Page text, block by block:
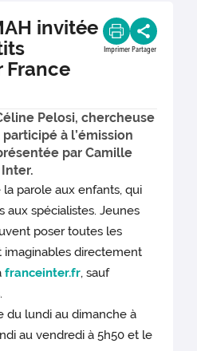
invitée
France
Imprimer Partager
Pelosi, chercheuse
à l’émission
par Camille
parole aux enfants, qui
aux spécialistes. Jeunes
poser toutes les
imaginables directement
franceinter.fr, sauf
du lundi au dimanche à
au vendredi à 5h50 et le